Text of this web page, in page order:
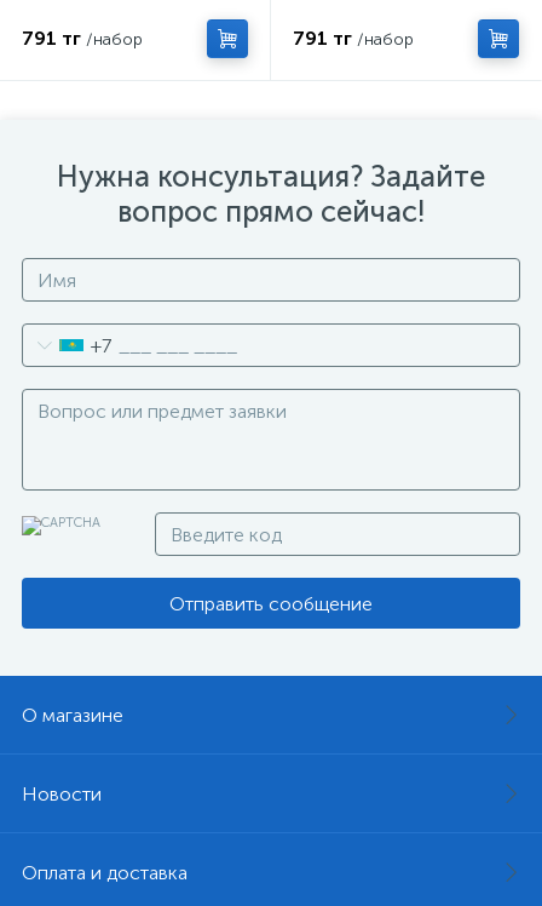
791 тг /набор 791 тг /набор
Нужна консультация? Задайте
вопрос прямо сейчас!
+7
Отправить сообщение
О магазине
Новости
Оплата и доставка